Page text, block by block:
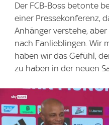
Der FCB-Boss betonte
einer Pressekonferenz,
Anhänger verstehe,
nach Fanlieblingen. Wir
haben wir das Gefühl,
zu haben in der neuen